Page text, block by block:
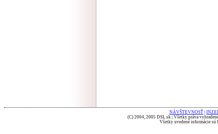
NÁVŠTEVNOSŤ
(C) 2004, 2005 DSL.sk | Všetky práva
Všetky uvedené informácie sú